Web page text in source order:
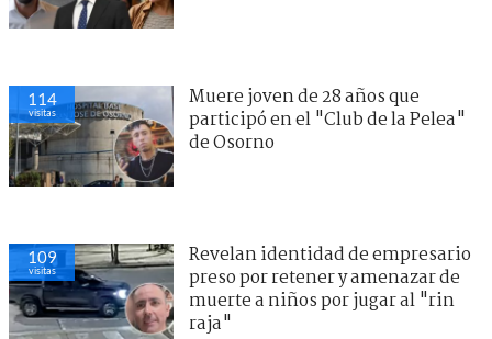
114
visitas
Muere joven de 28 años que
participó en el "Club de la Pelea"
de Osorno
109
visitas
Revelan identidad de empresario
preso por retener y amenazar de
muerte a niños por jugar al "rin
raja"